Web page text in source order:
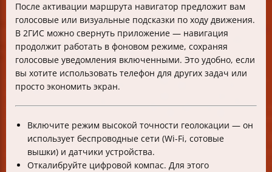
После активации маршрута навигатор предложит вам
голосовые или визуальные подсказки по ходу движения.
В 2ГИС можно свернуть приложение — навигация
продолжит работать в фоновом режиме, сохраняя
голосовые уведомления включенными. Это удобно, если
вы хотите использовать телефон для других задач или
просто экономить экран.
Включите режим высокой точности геолокации — он
использует беспроводные сети (Wi-Fi, сотовые
вышки) и датчики устройства.
Откалибруйте цифровой компас. Для этого